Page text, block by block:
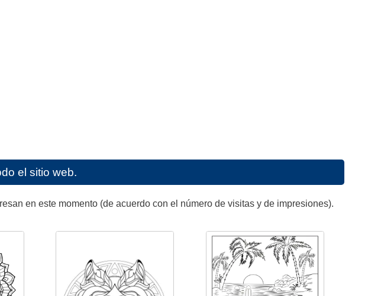
el sitio web.
en este momento (de acuerdo con el número de visitas y de impresiones).